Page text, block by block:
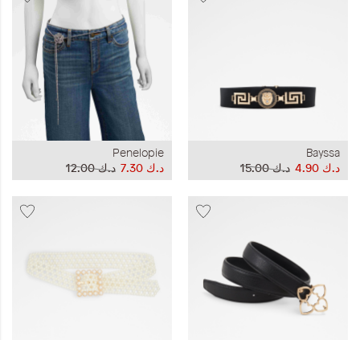
Bayssa
د.ك‏ 15.00
د.ك‏ 4.90
Penelopie
د.ك‏ 12.00
د.ك‏ 7.30